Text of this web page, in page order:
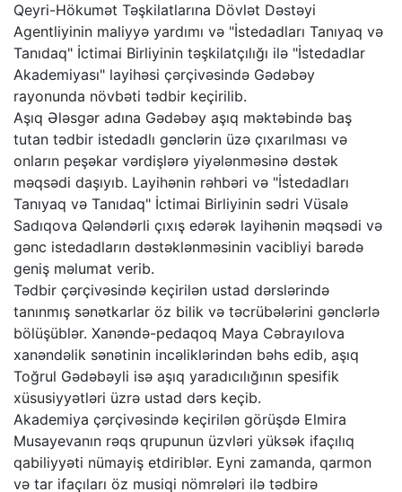
Qeyri-Hökumət Təşkilatlarına Dövlət Dəstəyi
Agentliyinin maliyyə yardımı və "İstedadları Tanıyaq və
Tanıdaq" İctimai Birliyinin təşkilatçılığı ilə "İstedadlar
Akademiyası" layihəsi çərçivəsində Gədəbəy
rayonunda növbəti tədbir keçirilib.
Aşıq Ələsgər adına Gədəbəy aşıq məktəbində baş
tutan tədbir istedadlı gənclərin üzə çıxarılması və
onların peşəkar vərdişlərə yiyələnməsinə dəstək
məqsədi daşıyıb. Layihənin rəhbəri və "İstedadları
Tanıyaq və Tanıdaq" İctimai Birliyinin sədri Vüsalə
Sadıqova Qələndərli çıxış edərək layihənin məqsədi və
gənc istedadların dəstəklənməsinin vacibliyi barədə
geniş məlumat verib.
Tədbir çərçivəsində keçirilən ustad dərslərində
tanınmış sənətkarlar öz bilik və təcrübələrini gənclərlə
bölüşüblər. Xanəndə-pedaqoq Maya Cəbrayılova
xanəndəlik sənətinin incəliklərindən bəhs edib, aşıq
Toğrul Gədəbəyli isə aşıq yaradıcılığının spesifik
xüsusiyyətləri üzrə ustad dərs keçib.
Akademiya çərçivəsində keçirilən görüşdə Elmira
Musayevanın rəqs qrupunun üzvləri yüksək ifaçılıq
qabiliyyəti nümayiş etdiriblər. Eyni zamanda, qarmon
və tar ifaçıları öz musiqi nömrələri ilə tədbirə